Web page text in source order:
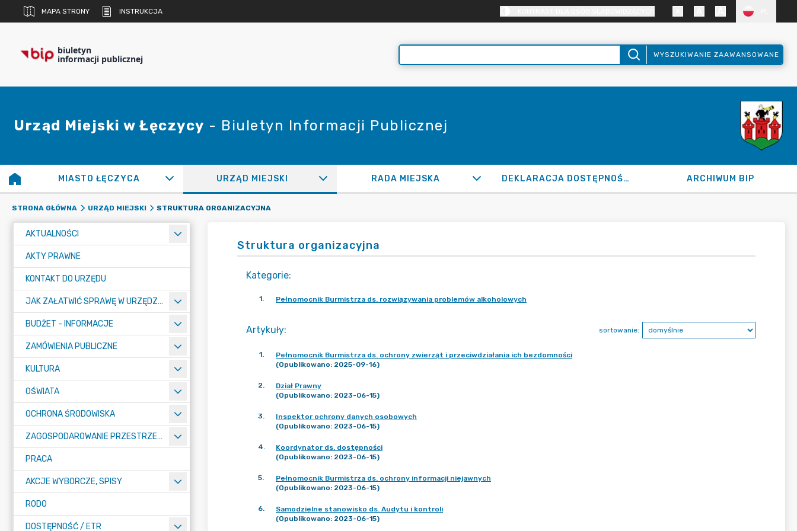
MAPA STRONY INSTRUKCJA
biuletyn
informacji publicznej WYSZUKIWANIE ZAAWANSOWANE
Urząd Miejski w Łęczycy - Biuletyn Informacji Publicznej
MIASTO ŁĘCZYCA URZĄD MIEJSKI RADA MIEJSKA DEKLARACJA DOSTĘPNOŚCI ARCHIWUM BIP
STRONA GŁÓWNA URZĄD MIEJSKI STRUKTURA ORGANIZACYJNA
AKTUALNOŚCI
AKTY PRAWNE
KONTAKT DO URZĘDU
JAK ZAŁATWIĆ SPRAWĘ W URZĘDZIE
BUDŻET - INFORMACJE
ZAMÓWIENIA PUBLICZNE
KULTURA
OŚWIATA
OCHRONA ŚRODOWISKA
ZAGOSPODAROWANIE PRZESTRZENNE
PRACA
AKCJE WYBORCZE, SPISY
RODO
DOSTĘPNOŚĆ / ETR
Struktura organizacyjna
Kategorie:
1. Pełnomocnik Burmistrza ds. rozwiązywania problemów alkoholowych
Artykuły: sortowanie:
1.
Pełnomocnik Burmistrza ds. ochrony zwierząt i przeciwdziałania ich bezdomności
(Opublikowano: 2025-09-16)
2.
Dział Prawny
(Opublikowano: 2023-06-15)
3.
Inspektor ochrony danych osobowych
(Opublikowano: 2023-06-15)
4.
Koordynator ds. dostępności
(Opublikowano: 2023-06-15)
5.
Pełnomocnik Burmistrza ds. ochrony informacji niejawnych
(Opublikowano: 2023-06-15)
6.
Samodzielne stanowisko ds. Audytu i kontroli
(Opublikowano: 2023-06-15)